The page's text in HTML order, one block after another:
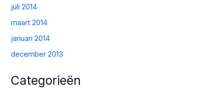
juli 2014
maart 2014
januari 2014
december 2013
Categorieën